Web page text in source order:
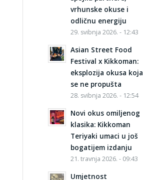
vrhunske okuse i
odličnu energiju
29. svibnja 2026. - 12:43
Asian Street Food
Festival x Kikkoman:
eksplozija okusa koja
se ne propušta
28. svibnja 2026. - 12:54
Novi okus omiljenog
klasika: Kikkoman
Teriyaki umaci u još
bogatijem izdanju
21. travnja 2026. - 09:43
Umjetnost